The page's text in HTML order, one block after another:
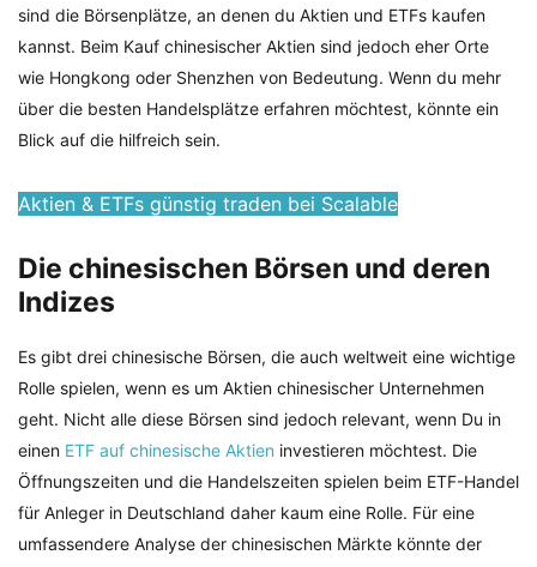
sind die Börsenplätze, an denen du Aktien und ETFs kaufen
kannst. Beim Kauf chinesischer Aktien sind jedoch eher Orte
wie Hongkong oder Shenzhen von Bedeutung. Wenn du mehr
über die besten Handelsplätze erfahren möchtest, könnte ein
Blick auf die hilfreich sein.
Aktien & ETFs günstig traden bei Scalable
Die chinesischen Börsen und deren
Indizes
Es gibt drei chinesische Börsen, die auch weltweit eine wichtige
Rolle spielen, wenn es um Aktien chinesischer Unternehmen
geht. Nicht alle diese Börsen sind jedoch relevant, wenn Du in
einen ETF auf chinesische Aktien investieren möchtest. Die
Öffnungszeiten und die Handelszeiten spielen beim ETF-Handel
für Anleger in Deutschland daher kaum eine Rolle. Für eine
umfassendere Analyse der chinesischen Märkte könnte der